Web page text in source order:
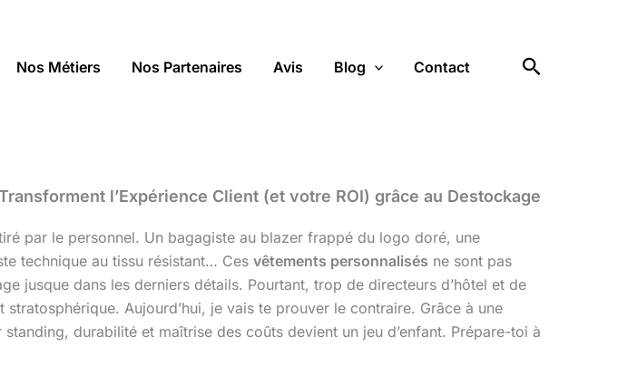
Nos Métiers Nos Partenaires Avis Blog Contact Rechercher
l’Expérience Client (et votre ROI) grâce au Destockage
par le personnel. Un bagagiste au blazer frappé du logo doré, une
technique au tissu résistant… Ces vêtements personnalisés ne sont pas
jusque dans les derniers détails. Pourtant, trop de directeurs d’hôtel et de
Aujourd’hui, je vais te prouver le contraire. Grâce à une
durabilité et maîtrise des coûts devient un jeu d’enfant. Prépare-toi à